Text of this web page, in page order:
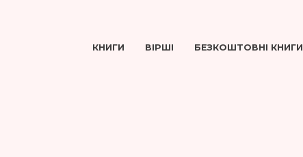
КНИГИ ВІРШІ БЕЗКОШТОВНІ КНИГИ